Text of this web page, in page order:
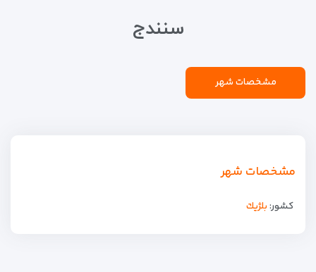
سنندج
مشخصات شهر
مشخصات شهر
کشور:بلژيك